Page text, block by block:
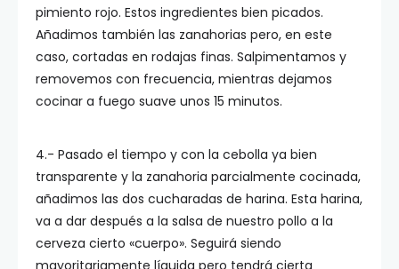
pimiento rojo. Estos ingredientes bien picados.
Añadimos también las zanahorias pero, en este
caso, cortadas en rodajas finas. Salpimentamos y
removemos con frecuencia, mientras dejamos
cocinar a fuego suave unos 15 minutos.
4.- Pasado el tiempo y con la cebolla ya bien
transparente y la zanahoria parcialmente cocinada,
añadimos las dos cucharadas de harina. Esta harina,
va a dar después a la salsa de nuestro pollo a la
cerveza cierto «cuerpo». Seguirá siendo
mayoritariamente líquida pero tendrá cierta